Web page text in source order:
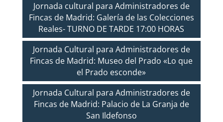
Jornada cultural para Administradores de
Fincas de Madrid: Galería de las Colecciones
Reales- TURNO DE TARDE 17:00 HORAS
Jornada Cultural para Administradores de
Fincas de Madrid: Museo del Prado «Lo que
el Prado esconde»
Jornada Cultural para Administradores de
Fincas de Madrid: Palacio de La Granja de
San Ildefonso